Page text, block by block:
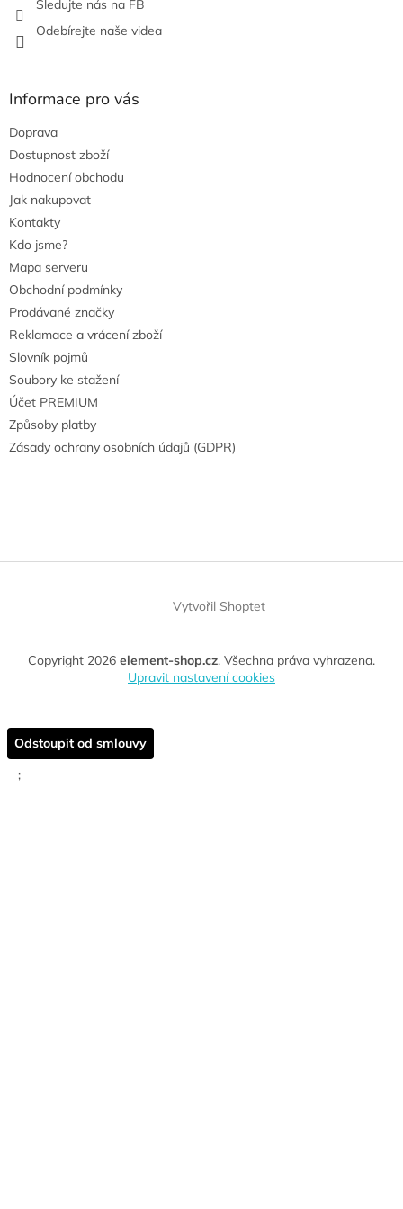
Sledujte nás na FB
Odebírejte naše videa
Informace pro vás
Doprava
Dostupnost zboží
Hodnocení obchodu
Jak nakupovat
Kontakty
Kdo jsme?
Mapa serveru
Obchodní podmínky
Prodávané značky
Reklamace a vrácení zboží
Slovník pojmů
Soubory ke stažení
Účet PREMIUM
Způsoby platby
Zásady ochrany osobních údajů (GDPR)
Vytvořil Shoptet
Copyright 2026 element-shop.cz. Všechna práva vyhrazena.
Upravit nastavení cookies
Odstoupit od smlouvy
;